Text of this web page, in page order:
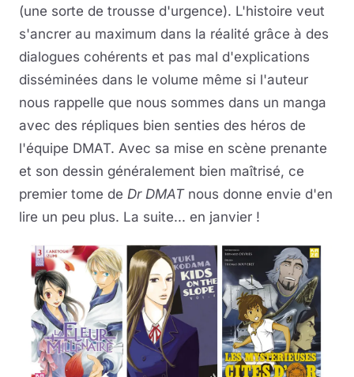
(une sorte de trousse d'urgence). L'histoire veut
s'ancrer au maximum dans la réalité grâce à des
dialogues cohérents et pas mal d'explications
disséminées dans le volume même si l'auteur
nous rappelle que nous sommes dans un manga
avec des répliques bien senties des héros de
l'équipe DMAT. Avec sa mise en scène prenante
et son dessin généralement bien maîtrisé, ce
premier tome de Dr DMATnous donne envie d'en
lire un peu plus. La suite... en janvier !